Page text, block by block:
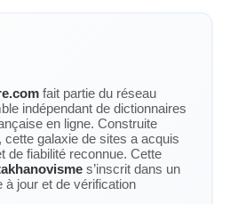
fait partie du réseau
indépendant de dictionnaires
en ligne. Construite
cette galaxie de sites a acquis
de fiabilité reconnue. Cette
s’inscrit dans un
à jour et de vérification